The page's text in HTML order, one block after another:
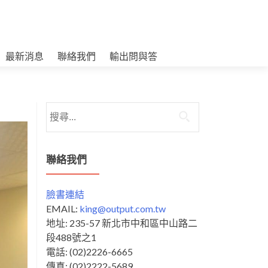
最新消息 聯絡我們 輸出問與答
尋
鍵
字:
聯絡我們
臉書連結
EMAIL: king@output.com.tw
地址: 235-57 新北市中和區中山路二
段488號之1
電話: (02)2226-6665